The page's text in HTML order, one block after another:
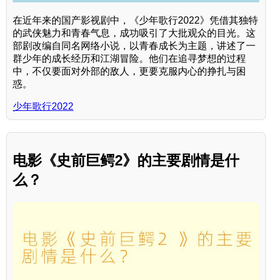
在近年来的国产影视剧中，《少年歌行2022》凭借其独特
的武侠魅力和青春气息，成功吸引了大批观众的目光。这
部剧改编自同名网络小说，以青春成长为主题，讲述了一
群少年的成长经历和江湖冒险。他们在追寻梦想的过程
中，不仅要面对外部的敌人，更要克服内心的挣扎与困
惑。
少年歌行2022
电影《史前巨鳄2》的主要剧情是什
么？